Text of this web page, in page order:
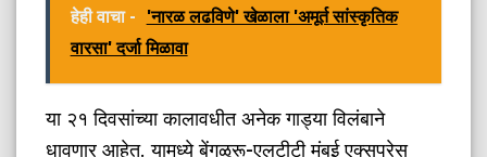
हेही वाचा -
'नारळ लढविणे' खेळाला 'अमूर्त सांस्कृतिक
वारसा' दर्जा मिळावा
​या २१ दिवसांच्या कालावधीत अनेक गाड्या विलंबाने
धावणार आहेत. यामध्ये बेंगळुरू-एलटीटी मुंबई एक्सप्रेस